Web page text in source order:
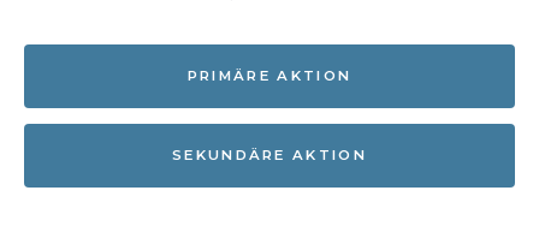
PRIMÄRE AKTION
SEKUNDÄRE AKTION